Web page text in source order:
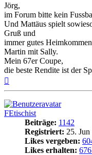
Jörg,
im Forum bitte kein
Und Mattäus spielt
Gruß und
immer gutes
Martin mit Sally.
Mein 67er Coupe,
die beste Rendite ist der
FEtischist
Beiträge: 1142
Registriert: 25.
Likes vergeben:
Likes erhalten: